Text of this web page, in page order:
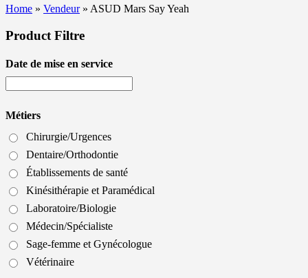
Home » Vendeur» ASUD Mars Say Yeah
Product Filtre
Date de mise en service
Métiers
Chirurgie/Urgences
Dentaire/Orthodontie
Établissements de santé
Kinésithérapie et Paramédical
Laboratoire/Biologie
Médecin/Spécialiste
Sage-femme et Gynécologue
Vétérinaire